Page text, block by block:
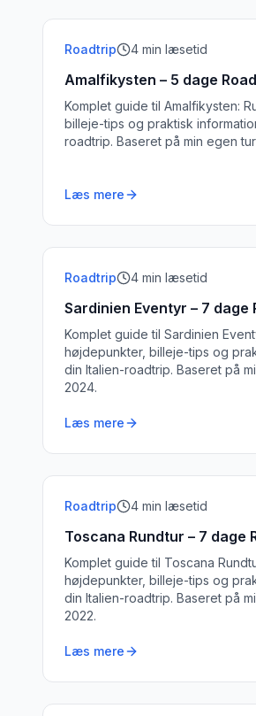
Roadtrip 4 min læsetid
Amalfikysten – 5 dage
Komplet guide til Amalfikysten:
billeje-tips og praktisk
roadtrip. Baseret på min egen
Læs mere
Roadtrip 4 min læsetid
Sardinien Eventyr – 7 dage
Komplet guide til Sardinien
højdepunkter, billeje-tips og
din Italien-roadtrip. Baseret på
2024.
Læs mere
Roadtrip 4 min læsetid
Toscana Rundtur – 7 dage
Komplet guide til Toscana
højdepunkter, billeje-tips og
din Italien-roadtrip. Baseret på
2022.
Læs mere